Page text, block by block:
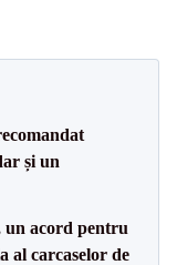
și un
un acord pentru
al carcaselor de